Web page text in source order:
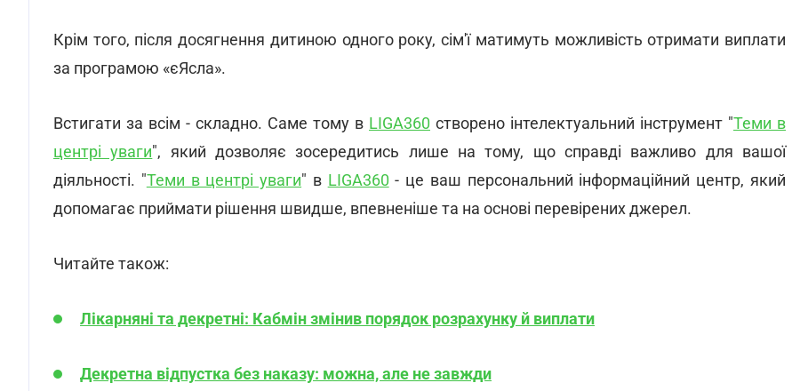
Крім того, після досягнення дитиною одного року, сім'ї матимуть можливість отримати виплати
за програмою «єЯсла».
Встигати за всім - складно. Саме тому в LIGA360 створено інтелектуальний інструмент "Теми в
центрі уваги", який дозволяє зосередитись лише на тому, що справді важливо для вашої
діяльності. "Теми в центрі уваги" в LIGA360 - це ваш персональний інформаційний центр, який
допомагає приймати рішення швидше, впевненіше та на основі перевірених джерел.
Читайте також:
Лікарняні та декретні: Кабмін змінив порядок розрахунку й виплати
Декретна відпустка без наказу: можна, але не завжди